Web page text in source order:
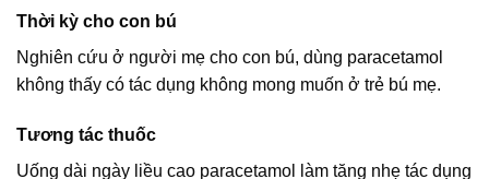
Thời kỳ cho con bú
Nghiên cứu ở người mẹ cho con bú, dùng paracetamol
không thấy có tác dụng không mong muốn ở trẻ bú mẹ.
Tương tác thuốc
Uống dài ngày liều cao paracetamol làm tăng nhẹ tác dụng